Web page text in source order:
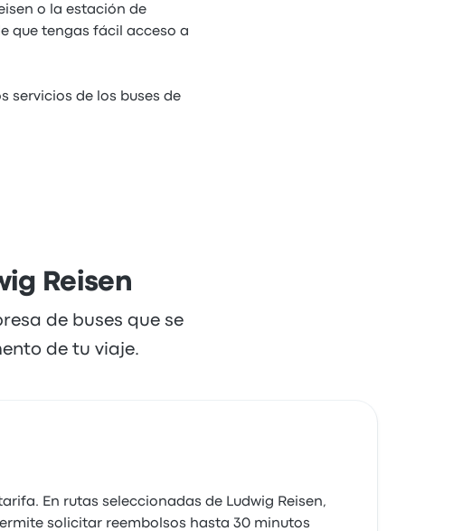
o la estación de
que tengas fácil acceso a
servicios de los buses de
Reisen
de buses que se
de tu viaje.
En rutas seleccionadas de Ludwig Reisen,
solicitar reembolsos hasta 30 minutos